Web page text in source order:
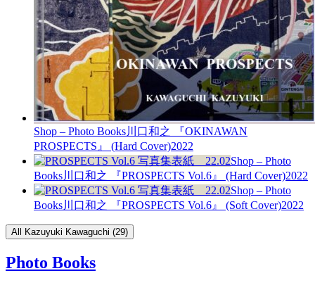
Shop – Photo Books川口和之 『OKINAWAN
PROSPECTS』 (Hard Cover)2022
Shop – Photo
Books川口和之 『PROSPECTS Vol.6』 (Hard Cover)2022
Shop – Photo
Books川口和之 『PROSPECTS Vol.6』 (Soft Cover)2022
All Kazuyuki Kawaguchi (29)
Photo Books